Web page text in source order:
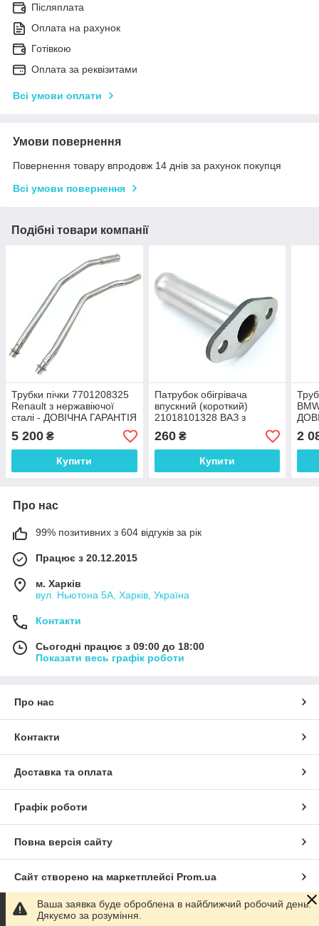
Післяплата
Оплата на рахунок
Готівкою
Оплата за реквізитами
Всі умови оплати
Умови повернення
Повернення товару впродовж 14 днів за рахунок покупця
Всі умови повернення
Подібні товари компанії
Трубки пічки 7701208325
Renault з нержавіючої
сталі - ДОВІЧНА ГАРАНТІЯ
5 200 ₴
Купити
Патрубок обігрівача
впускний (короткий)
21018101328 ВАЗ з
нержавійки - ДОВІЧНА
ГАРАНТІЯ
260₴
Купити
2
Про нас
99% позитивних з 604 відгуків за рік
Працює з 20.12.2015
м. Харків
вул. Ньютона 5А, Харків, Україна
Контакти
Сьогодні працює з 09:00 до 18:00
Показати весь графік роботи
Про нас
Контакти
Доставка та оплата
Графік роботи
Повна версія сайту
Сайт створено на маркетплейсі Prom.ua
Політика конфіденційності
Ваша заявка буде оброблена в найближчий робочий день.
Дякуємо за розуміння.